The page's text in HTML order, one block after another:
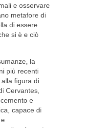
e osservare
metafore di
di essere
si è e ciò
la
più recenti
alla figura di
Cervantes,
e
capace di